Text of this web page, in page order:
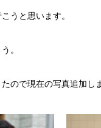
うと思います。
。
で現在の写真追加しま